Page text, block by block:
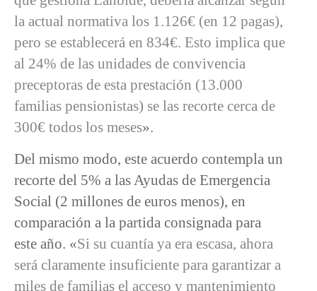
la actual normativa los 1.126€ (en 12 pagas),
pero se establecerá en 834€. Esto implica que
al 24% de las unidades de convivencia
preceptoras de esta prestación (13.000
familias pensionistas) se las recorte cerca de
300€ todos los meses».
Del mismo modo, este acuerdo contempla un
recorte del 5% a las Ayudas de Emergencia
Social (2 millones de euros menos), en
comparación a la partida consignada para
este año. «Si su cuantía ya era escasa, ahora
será claramente insuficiente para garantizar a
miles de familias el acceso y mantenimiento